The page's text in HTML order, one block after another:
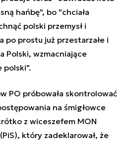
hańbę", bo "chciała
polski przemysł i
po prostu już przestarzałe i
Polski, wzmacniające
polski".
PO próbowała skontrolować
na śmigłowce
z wiceszefem MON
który zadeklarował, że